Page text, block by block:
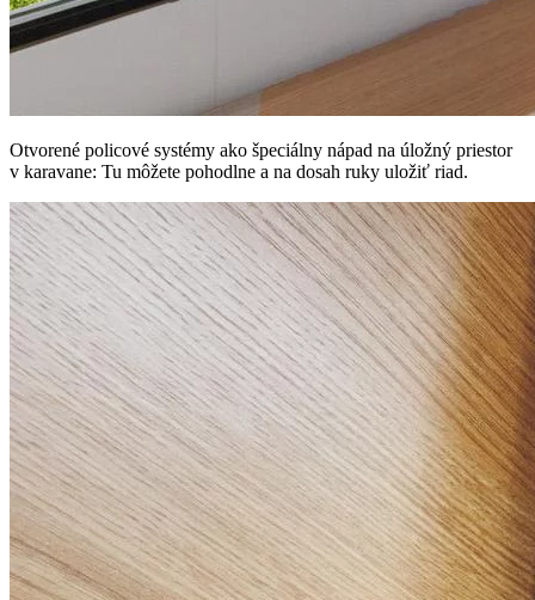
Otvorené policové systémy ako špeciálny nápad na úložný priestor
v karavane: Tu môžete pohodlne a na dosah ruky uložiť riad.